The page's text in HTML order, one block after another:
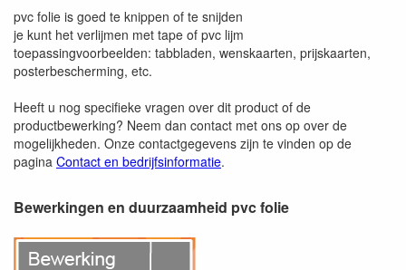
pvc folie is goed te knippen of te snijden
je kunt het verlijmen met tape of pvc lijm
toepassingvoorbeelden: tabbladen, wenskaarten, prijskaarten,
posterbescherming, etc.
Heeft u nog specifieke vragen over dit product of de
productbewerking? Neem dan contact met ons op over de
mogelijkheden. Onze contactgegevens zijn te vinden op de
pagina Contact en bedrijfsinformatie.
Bewerkingen en duurzaamheid pvc folie